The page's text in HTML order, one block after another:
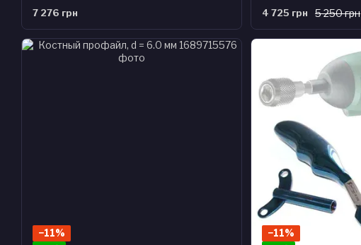
7 276 грн
5 250 грн
4 725 грн
−11%
−11%